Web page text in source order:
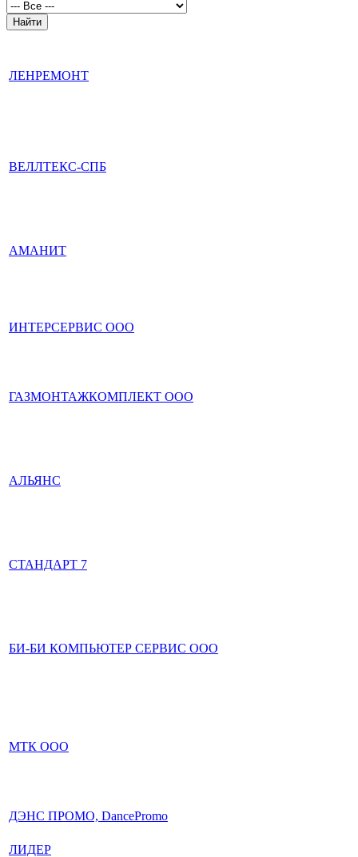
ЛЕНРЕМОНТ
ВЕЛЛТЕКС-СПБ
АМАНИТ
ИНТЕРСЕРВИС ООО
ГАЗМОНТАЖКОМПЛЕКТ ООО
АЛЬЯНС
СТАНДАРТ 7
БИ-БИ КОМПЬЮТЕР СЕРВИС ООО
МТК ООО
ДЭНС ПРОМО, DancePromo
ЛИДЕР